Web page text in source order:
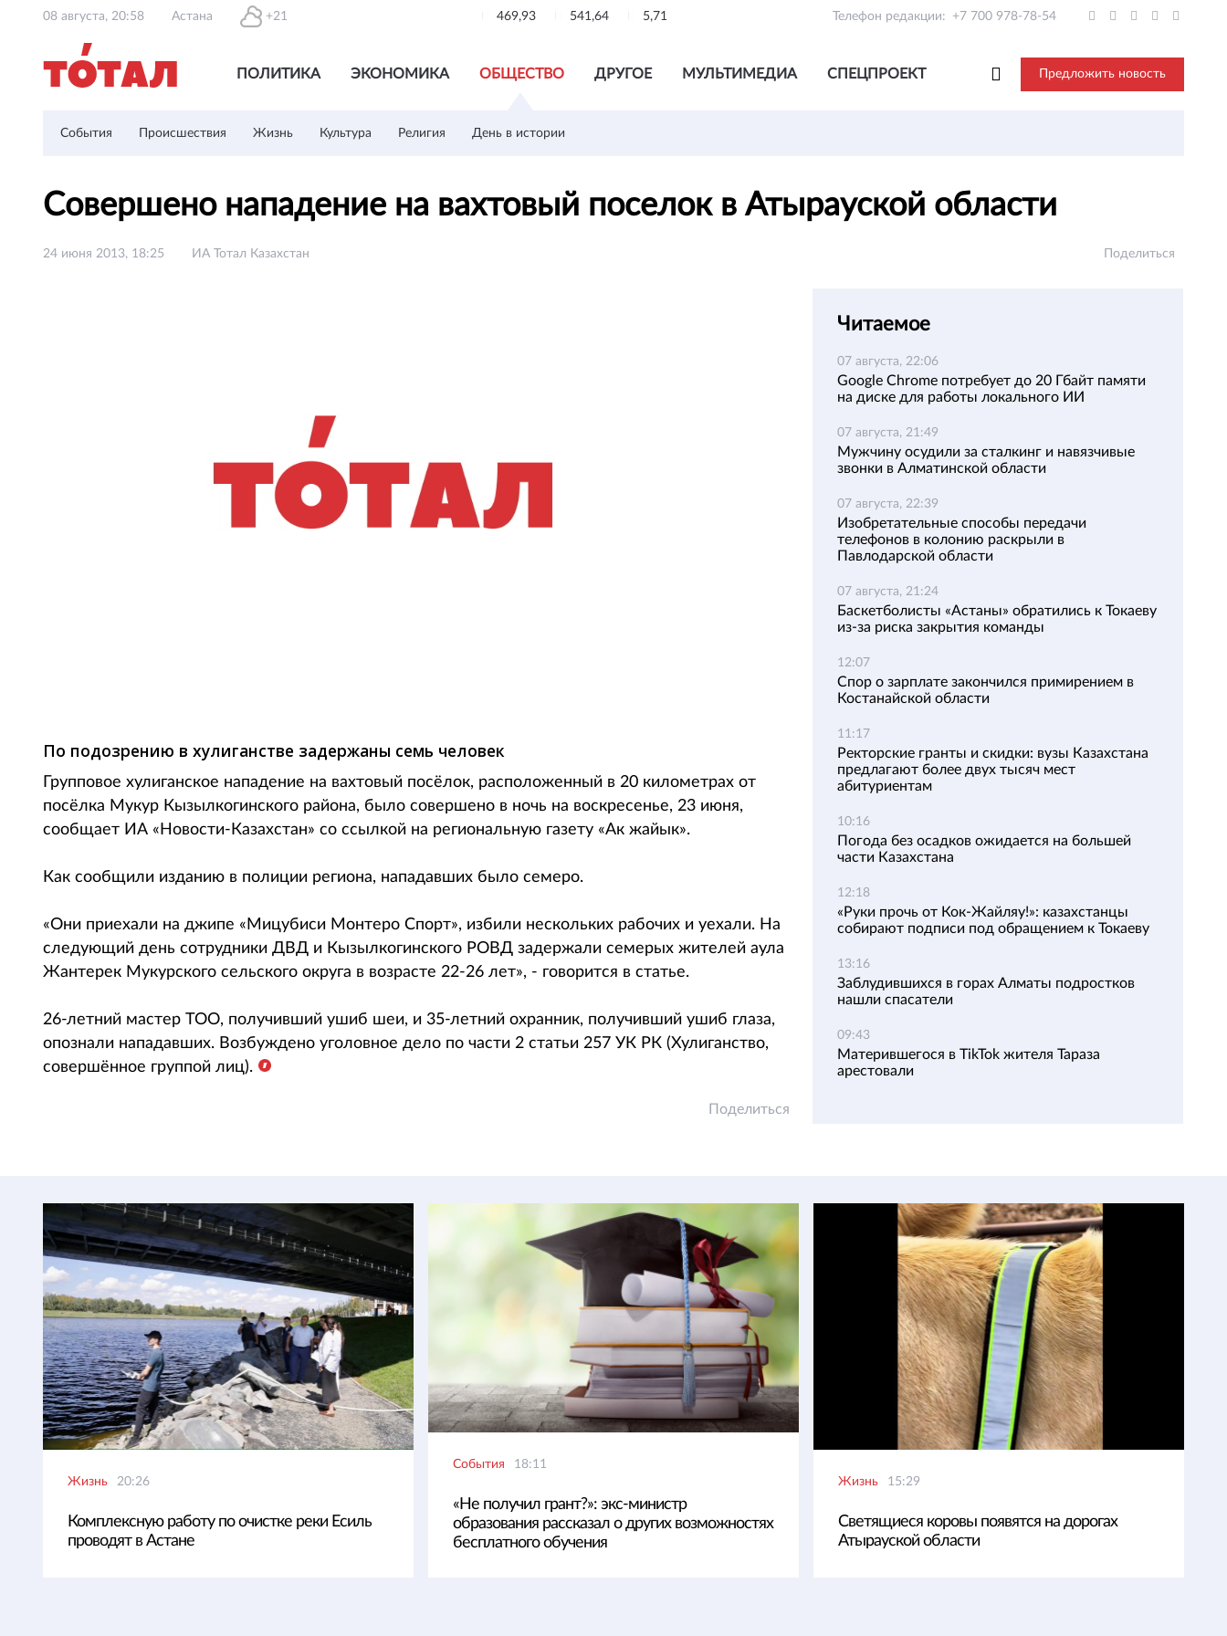
08 августа, 20:58 Астана +21 469,93 541,64 5,71 Телефон редакции: +7 700 978-78-54
ПОЛИТИКА ЭКОНОМИКА ОБЩЕСТВО ДРУГОЕ МУЛЬТИМЕДИА СПЕЦПРОЕКТ Предложить новость
События Происшествия Жизнь Культура Религия День в истории
Совершено нападение на вахтовый поселок в Атырауской области
24 июня 2013, 18:25 ИА Тотал Казахстан Поделиться
По подозрению в хулиганстве задержаны семь человек
Групповое хулиганское нападение на вахтовый посёлок, расположенный в 20 километрах от
посёлка Мукур Кызылкогинского района, было совершено в ночь на воскресенье, 23 июня,
сообщает ИА «Новости-Казахстан» со ссылкой на региональную газету «Ак жайык».
Как сообщили изданию в полиции региона, нападавших было семеро.
«Они приехали на джипе «Мицубиси Монтеро Cпорт», избили нескольких рабочих и уехали. На
следующий день сотрудники ДВД и Кызылкогинского РОВД задержали семерых жителей аула
Жантерек Мукурского сельского округа в возрасте 22-26 лет», - говорится в статье.
26-летний мастер ТОО, получивший ушиб шеи, и 35-летний охранник, получивший ушиб глаза,
опознали нападавших. Возбуждено уголовное дело по части 2 статьи 257 УК РК (Хулиганство,
совершённое группой лиц).
Поделиться
Читаемое
07 августа, 22:06
Google Chrome потребует до 20 Гбайт памяти
на диске для работы локального ИИ
07 августа, 21:49
Мужчину осудили за сталкинг и навязчивые
звонки в Алматинской области
07 августа, 22:39
Изобретательные способы передачи
телефонов в колонию раскрыли в
Павлодарской области
07 августа, 21:24
Баскетболисты «Астаны» обратились к Токаеву
из-за риска закрытия команды
12:07
Спор о зарплате закончился примирением в
Костанайской области
11:17
Ректорские гранты и скидки: вузы Казахстана
предлагают более двух тысяч мест
абитуриентам
10:16
Погода без осадков ожидается на большей
части Казахстана
12:18
«Руки прочь от Кок-Жайляу!»: казахстанцы
собирают подписи под обращением к Токаеву
13:16
Заблудившихся в горах Алматы подростков
нашли спасатели
09:43
Матерившегося в TikTok жителя Тараза
арестовали
Жизнь 20:26
Комплексную работу по очистке реки Есиль
проводят в Астане
События 18:11
«Не получил грант?»: экс-министр
образования рассказал о других возможностях
бесплатного обучения
Жизнь 15:29
Светящиеся коровы появятся на дорогах
Атырауской области